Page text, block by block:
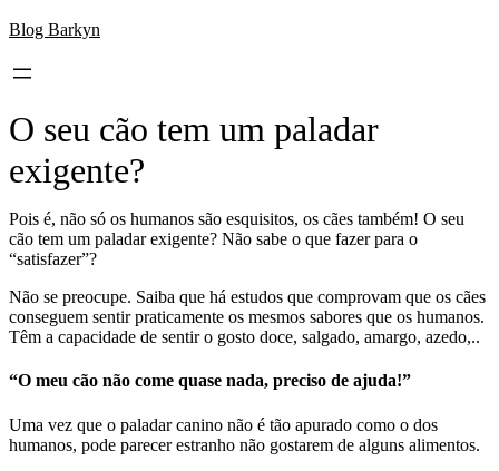
Skip
content
Blog Barkyn
O seu cão tem um paladar
exigente?
Pois é, não só os humanos são esquisitos, os cães também! O seu
cão tem um paladar exigente? Não sabe o que fazer para o
“satisfazer”?
Não se preocupe. Saiba que há estudos que comprovam que os cães
conseguem sentir praticamente os mesmos sabores que os humanos.
Têm a capacidade de sentir o gosto doce, salgado, amargo, azedo,..
“O meu cão não come quase nada, preciso de ajuda!”
Uma vez que o paladar canino não é tão apurado como o dos
humanos, pode parecer estranho não gostarem de alguns alimentos.